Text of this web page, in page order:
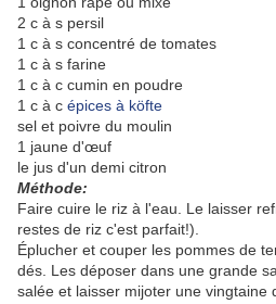
2 c à s persil
1 c à s concentré de tomates
1 c à s farine
1 c à c cumin en poudre
1 c à c épices à köfte
sel et poivre du moulin
1 jaune d'œuf
le jus d'un demi citron
Méthode:
Faire cuire le riz à l'eau. Le laisser
restes de riz c'est parfait!).
Éplucher et couper les pommes de
dés. Les déposer dans une grande
salée et laisser mijoter une vingtaine